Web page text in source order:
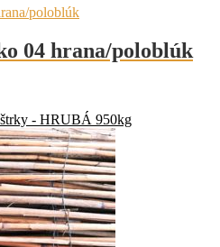
04 hrana/poloblúk
- HRUBÁ 950kg